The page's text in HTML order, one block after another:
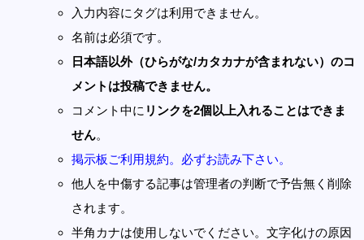
入力内容にタグは利用できません。
名前は必須です。
日本語以外（ひらがな/カタカナが含まれない）のコ
メントは投稿できません。
コメント中に リンクを2個以上入れることはできま
せん。
掲示板ご利用規約。必ずお読み下さい。
他人を中傷する記事は管理者の判断で予告無く削除
されます。
半角カナは使用しないでください。文字化けの原因